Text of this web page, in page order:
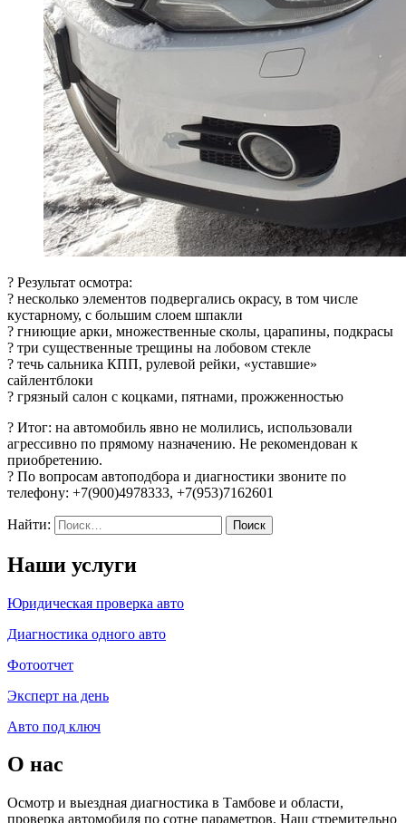
? Результат осмотра:
? несколько элементов подвергались окрасу, в том числе
кустарному, с большим слоем шпакли
? гниющие арки, множественные сколы, царапины, подкрасы
? три существенные трещины на лобовом стекле
? течь сальника КПП, рулевой рейки, «уставшие»
сайлентблоки
? грязный салон с коцками, пятнами, прожженностью
? Итог: на автомобиль явно не молились, использовали
агрессивно по прямому назначению. Не рекомендован к
приобретению.
? По вопросам автоподбора и диагностики звоните по
телефону: +7(900)4978333, +7(953)7162601
Найти:
Наши услуги
Юридическая проверка авто
Диагностика одного авто
Фотоотчет
Эксперт на день
Авто под ключ
О нас
Осмотр и выездная диагностика в Тамбове и области,
проверка автомобиля по сотне параметров. Наш стремительно